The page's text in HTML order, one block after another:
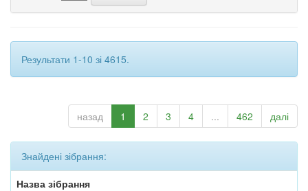
Результати 1-10 зі 4615.
назад 1 2 3 4 ... 462 далі
Знайдені зібрання:
Назва зібрання